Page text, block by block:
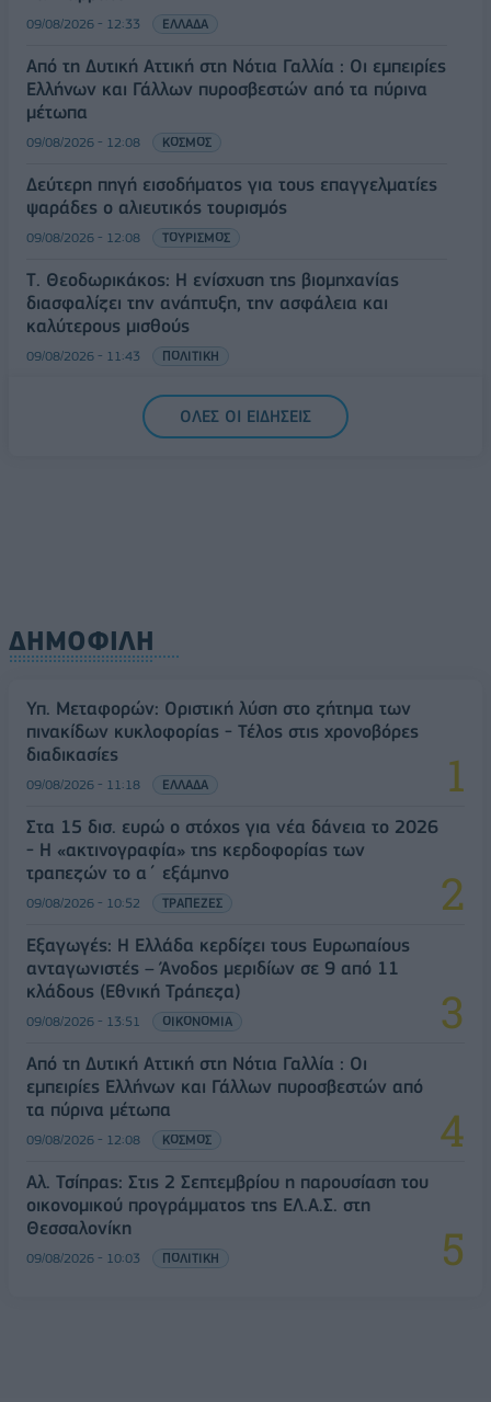
09/08/2026 - 12:33 ΕΛΛΑΔΑ
Από τη Δυτική Αττική στη Νότια Γαλλία : Οι εμπειρίες
Ελλήνων και Γάλλων πυροσβεστών από τα πύρινα
μέτωπα
09/08/2026 - 12:08 ΚΟΣΜΟΣ
Δεύτερη πηγή εισοδήματος για τους επαγγελματίες
ψαράδες ο αλιευτικός τουρισμός
09/08/2026 - 12:08 ΤΟΥΡΙΣΜΟΣ
Τ. Θεοδωρικάκος: Η ενίσχυση της βιομηχανίας
διασφαλίζει την ανάπτυξη, την ασφάλεια και
καλύτερους μισθούς
09/08/2026 - 11:43 ΠΟΛΙΤΙΚΗ
Υπ. Μεταφορών: Οριστική λύση στο ζήτημα των
πινακίδων κυκλοφορίας - Τέλος στις χρονοβόρες
ΟΛΕΣ ΟΙ ΕΙΔΗΣΕΙΣ
ΔΗΜΟΦΙΛΗ
Υπ. Μεταφορών: Οριστική λύση στο ζήτημα των
πινακίδων κυκλοφορίας - Τέλος στις χρονοβόρες
διαδικασίες
09/08/2026 - 11:18 ΕΛΛΑΔΑ
Στα 15 δισ. ευρώ ο στόχος για νέα δάνεια το 2026
- Η «ακτινογραφία» της κερδοφορίας των
τραπεζών το α΄ εξάμηνο
09/08/2026 - 10:52 ΤΡΑΠΕΖΕΣ
Εξαγωγές: Η Ελλάδα κερδίζει τους Ευρωπαίους
ανταγωνιστές – Άνοδος μεριδίων σε 9 από 11
κλάδους (Εθνική Τράπεζα)
09/08/2026 - 13:51 ΟΙΚΟΝΟΜΙΑ
Από τη Δυτική Αττική στη Νότια Γαλλία : Οι
εμπειρίες Ελλήνων και Γάλλων πυροσβεστών από
τα πύρινα μέτωπα
09/08/2026 - 12:08 ΚΟΣΜΟΣ
Αλ. Τσίπρας: Στις 2 Σεπτεμβρίου η παρουσίαση του
οικονομικού προγράμματος της ΕΛ.Α.Σ. στη
Θεσσαλονίκη
09/08/2026 - 10:03 ΠΟΛΙΤΙΚΗ